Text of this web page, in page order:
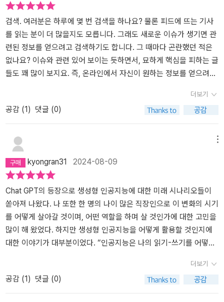
차근차근, ‘(대학) 수업을 하듯’ 내용을 풀어 가며, 생성형 인공지능과
함께 ‘보고서’ 쓰기 실험 등 예시가 다양하다. 저자의 태도는 매우 정
중하고, 어투도 그러하다(독자에게 높임말을 썼다). 그러다 보니 상당
히 방대한 분량의 책이 나오게 된 듯싶다. 저자의 비판적 관점은 은근
하게 확고하다._ 세상의 오롯한 모습은 말과 글로만 표현될 수 없기에
총체적으로 파악해야 한다는 점을 명확히 해야 비로소 언어(와 인공
타-리터러시’론에 큰 매력을 느꼈다. 평소에 가졌던 문제의식과 궁금
증에 꽤 도움이 되는 이야기들이 많아 흥미롭게 읽을 수 있는 책이었
다.
검색. 여러분은 하루에 몇 번 검색을 하나요? 물론 피드에 뜨는 기사
를 읽는 분이 더 많을지도 모릅니다. 그래도 새로운 이슈가 생기면 관
련된 정보를 얻으려고 검색하기도 합니다. 그 때마다 곤란했던 적은
없나요? 이슈와 관련 있어 보이는 듯하면서, 묘하게 핵심을 피하는 글
들도 꽤 많이 보지요. 즉, 온라인에서 자신이 원하는 정보를 얻으려면
혹여 떠올리지 못한다면 관련된 정보 속에서 자신에게 맞는 정보를
찾을 수 있는 있는 능력이 필요합니다. 위에서 설명한 내용 어디서
많이 보지 않았나요? 챗GPT로 일컬어지는 인공지능 서비스를 사용
하는 방법에 가끔 등장하는 내용입니다. 질문을 되도록 구체적이고
질문을 해야 챗GPT가 더 정확하게 대답한다는 게 핵심입니다. 그렇
다면 일반적으로 우리가 하고 있는 검색과는 무엇이 다를까요? 몇 가
지 키워드를 제시하고 글을 써 달라고 하면 써 준다는 겁니다. 글을
어떻게 써야 할지 감이 오지 않을 때 몇 번 사용하기도 합니다. 챗GP
T가 쓴 글은 챗GPT에게 물어본 ‘순간’의 마음을 표현하지 않습니다.
관련된 내용을 편집하여 기승전결 논리에 맞추어 글을 씁니다. 그 글
안에는 질문한 사람의 생각과 같은 부분도 다른 부분도 있습니다. 자
신의 주장에 도움이 될 주제를 골라내어 써 내려가는 과정이 필요하
공지능이 훨씬 많은 정보를 습득하고 더 논리적인 글을 쓰게 되는 상
황이 온다면 우리는 검색과 쓰기에서 자유로워질 수 있을까요? 만약
더보기
공감 (1 ) 댓글 (0)
kyongran31 2024-08-09
Chat GPT의 등장으로 생성형 인공지능에 대한 미래 시나리오들이
쏟아져 나왔다. 나 또한 한 명의 나이 많은 직장인으로 이 변화의 시기
를 어떻게 살아갈 것이며, 어떤 역할을 하며 살 것인가에 대한 고민을
많이 해 왔었다. 하지만 생성형 인공지능을 어떻게 활용할 것인지에
대한 이야기가 대부분이었다. “인공지능은 나의 읽기-쓰기를 어떻게
른 곳으로 이끌었다. 근본적인 질문부터 하게 만들었고, ‘생성형 인공
지능과 함께 교육을 받은 세대는 그렇지 않은 세대와 어떻게 다르며
우리는 그 부분을 어떻게 조화롭게 이해하며 받아들이며 살아가야 할
더보기
공감 (1) 댓글 (0)